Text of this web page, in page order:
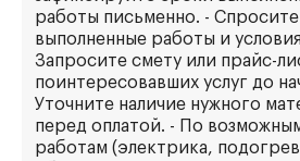
работы письменно. -
выполненные работы и
Запросите смету или прайс-
поинтересовавших услуг до
Уточните наличие нужного
перед оплатой. - По
работам (электрика,